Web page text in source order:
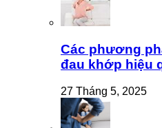
Các phương
đau khớp hiệu
27 Tháng 5, 2025